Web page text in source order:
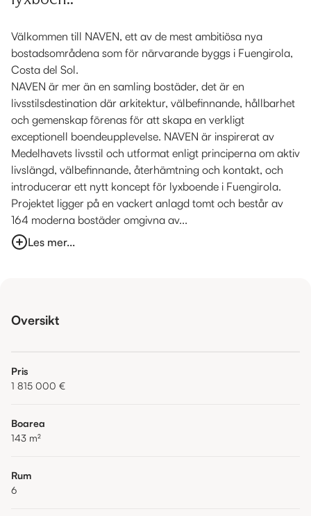
Välkommen till NAVEN, ett av de mest ambitiösa nya
bostadsområdena som för närvarande byggs i Fuengirola,
Costa del Sol.
NAVEN är mer än en samling bostäder, det är en
livsstilsdestination där arkitektur, välbefinnande, hållbarhet
och gemenskap förenas för att skapa en verkligt
exceptionell boendeupplevelse. NAVEN är inspirerat av
Medelhavets livsstil och utformat enligt principerna om aktiv
livslängd, välbefinnande, återhämtning och kontakt, och
introducerar ett nytt koncept för lyxboende i Fuengirola.
Projektet ligger på en vackert anlagd tomt och består av
164 moderna bostäder omgivna av...
Les mer...
Oversikt
Pris
1 815 000 €
Boarea
143 m²
Rum
6